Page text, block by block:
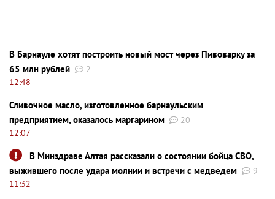
В Барнауле хотят построить новый мост через Пивоварку за
65 млн рублей
2
12:48
Сливочное масло, изготовленное барнаульским
предприятием, оказалось маргарином
20
12:07
В Минздраве Алтая рассказали о состоянии бойца СВО,
выжившего после удара молнии и встречи с медведем
9
11:32